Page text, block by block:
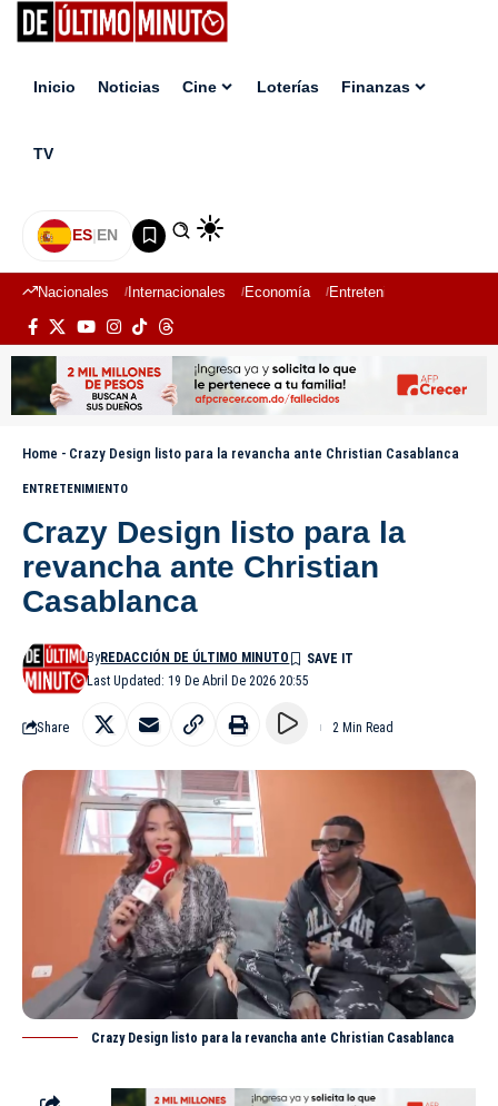
Inicio Noticias Cine Loterías Finanzas
TV
ES|EN
Nacionales Internacionales Economía Entretenimiento
Home - Crazy Design listo para la revancha ante Christian Casablanca
ENTRETENIMIENTO
Crazy Design listo para la
revancha ante Christian
Casablanca
Last Updated: 19 De Abril De 2026 20:55
ByREDACCIÓN DE ÚLTIMO MINUTO
Share 2 Min Read
Crazy Design listo para la revancha ante Christian Casablanca